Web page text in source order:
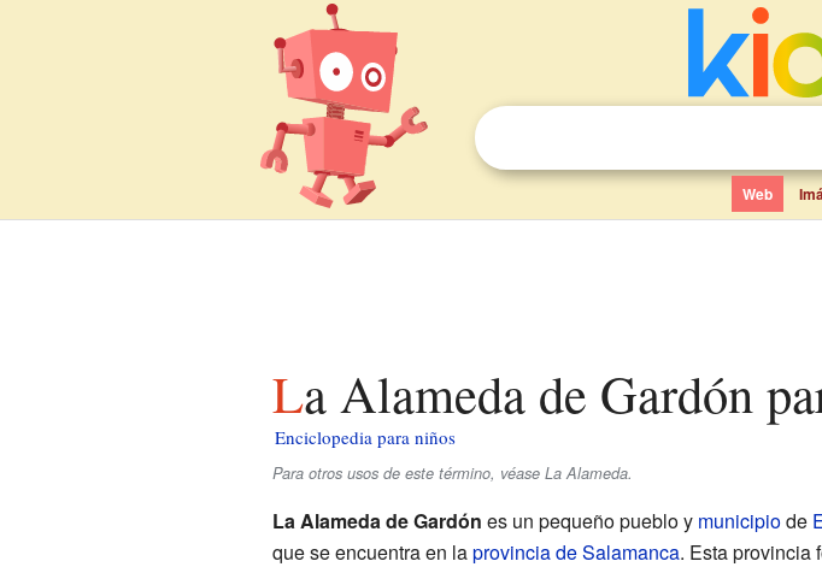
Web
La Alameda de Gardón
Enciclopedia para niños
Para otros usos de este término, véase La Alameda.
La Alameda de Gardón es un pequeño pueblo y municipiode
que se encuentra en laprovincia de Salamanca. Esta provincia